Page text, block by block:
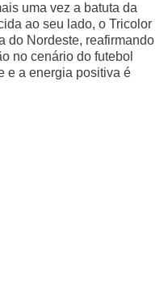
uma vez a batuta da
ao seu lado, o Tricolor
do Nordeste, reafirmando
no cenário do futebol
e a energia positiva é